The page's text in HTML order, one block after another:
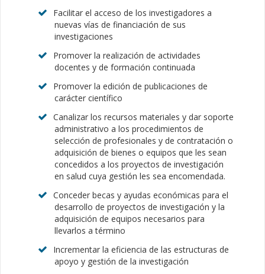
Facilitar el acceso de los investigadores a
nuevas vías de financiación de sus
investigaciones
Promover la realización de actividades
docentes y de formación continuada
Promover la edición de publicaciones de
carácter científico
Canalizar los recursos materiales y dar soporte
administrativo a los procedimientos de
selección de profesionales y de contratación o
adquisición de bienes o equipos que les sean
concedidos a los proyectos de investigación
en salud cuya gestión les sea encomendada.
Conceder becas y ayudas económicas para el
desarrollo de proyectos de investigación y la
adquisición de equipos necesarios para
llevarlos a término
Incrementar la eficiencia de las estructuras de
apoyo y gestión de la investigación